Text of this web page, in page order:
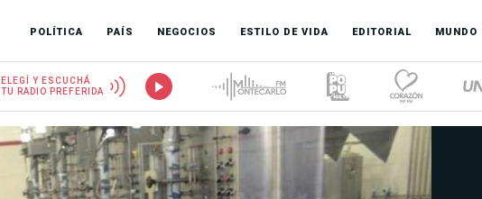
POLÍTICA PAÍS NEGOCIOS ESTILO DE VIDA EDITORIAL MUNDO
ELEGÍ Y ESCUCHÁ
TU RADIO PREFERIDA